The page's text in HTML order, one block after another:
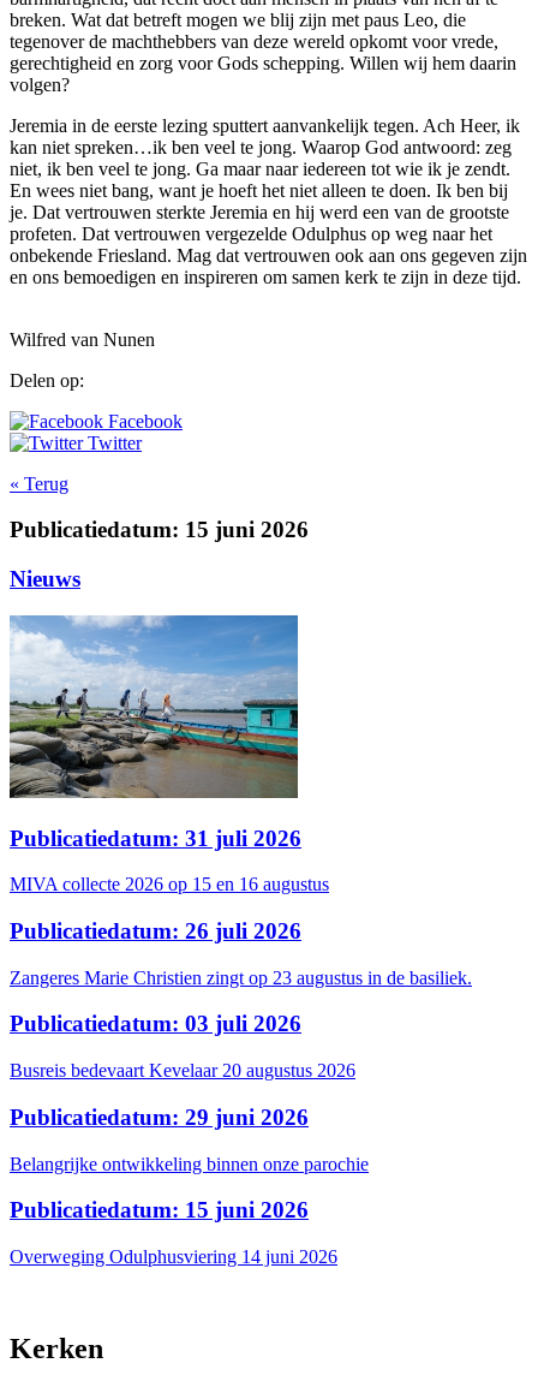
breken. Wat dat betreft mogen we blij zijn met paus Leo, die
tegenover de machthebbers van deze wereld opkomt voor vrede,
gerechtigheid en zorg voor Gods schepping. Willen wij hem daarin
volgen?
Jeremia in de eerste lezing sputtert aanvankelijk tegen. Ach Heer, ik
kan niet spreken…ik ben veel te jong. Waarop God antwoord: zeg
niet, ik ben veel te jong. Ga maar naar iedereen tot wie ik je zendt.
En wees niet bang, want je hoeft het niet alleen te doen. Ik ben bij
je. Dat vertrouwen sterkte Jeremia en hij werd een van de grootste
profeten. Dat vertrouwen vergezelde Odulphus op weg naar het
onbekende Friesland. Mag dat vertrouwen ook aan ons gegeven zijn
en ons bemoedigen en inspireren om samen kerk te zijn in deze tijd.
Wilfred van Nunen
Delen op:
Facebook
Twitter
« Terug
Publicatiedatum: 15 juni 2026
Nieuws
Publicatiedatum: 31 juli 2026
MIVA collecte 2026 op 15 en 16 augustus
Publicatiedatum: 26 juli 2026
Zangeres Marie Christien zingt op 23 augustus in de basiliek.
Publicatiedatum: 03 juli 2026
Busreis bedevaart Kevelaar 20 augustus 2026
Publicatiedatum: 29 juni 2026
Belangrijke ontwikkeling binnen onze parochie
Publicatiedatum: 15 juni 2026
Overweging Odulphusviering 14 juni 2026
Kerken